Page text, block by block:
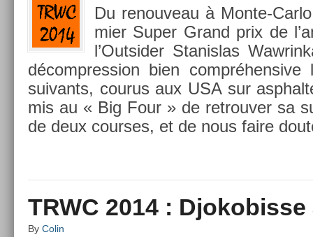
Du re­nouveau à Monte-
mi­er Super Grand prix de
l’Out­sid­er Stanis­las
décompress­ion bien
suivants, co­urus aux USA sur
mis au « Big Four » de retro­uv­er sa
de deux co­ur­ses, et de nous faire
TRWC 2014 : Djokobisse
By Colin